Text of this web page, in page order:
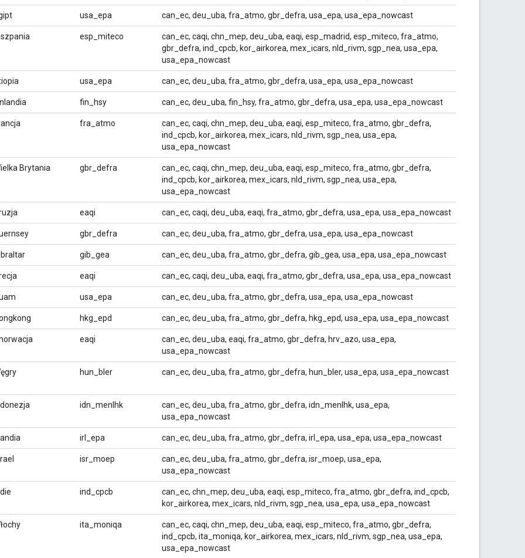
usa_epa can_ec, deu_uba, fra_atmo, gbr_defra, usa_epa, usa_epa_nowcast
esp_miteco
can_ec, caqi, chn_mep, deu_uba, eaqi, esp_madrid, esp_miteco, fra_atmo,
gbr_defra, ind_cpcb, kor_airkorea, mex_icars, nld_rivm, sgp_nea, usa_epa,
usa_epa_nowcast
usa_epa can_ec, deu_uba, fra_atmo, gbr_defra, usa_epa, usa_epa_nowcast
fin_hsy can_ec, deu_uba, fin_hsy, fra_atmo, gbr_defra, usa_epa, usa_epa_nowcast
fra_atmo
can_ec, caqi, chn_mep, deu_uba, eaqi, esp_miteco, fra_atmo, gbr_defra,
ind_cpcb, kor_airkorea, mex_icars, nld_rivm, sgp_nea, usa_epa,
usa_epa_nowcast
Brytania gbr_defra
can_ec, caqi, chn_mep, deu_uba, eaqi, esp_miteco, fra_atmo, gbr_defra,
ind_cpcb, kor_airkorea, mex_icars, nld_rivm, sgp_nea, usa_epa,
usa_epa_nowcast
eaqi can_ec, caqi, deu_uba, eaqi, fra_atmo, gbr_defra, usa_epa, usa_epa_nowcast
gbr_defra can_ec, deu_uba, fra_atmo, gbr_defra, usa_epa, usa_epa_nowcast
gib_gea can_ec, deu_uba, fra_atmo, gbr_defra, gib_gea, usa_epa, usa_epa_nowcast
eaqi can_ec, caqi, deu_uba, eaqi, fra_atmo, gbr_defra, usa_epa, usa_epa_nowcast
usa_epa can_ec, deu_uba, fra_atmo, gbr_defra, usa_epa, usa_epa_nowcast
hkg_epd can_ec, deu_uba, fra_atmo, gbr_defra, hkg_epd, usa_epa, usa_epa_nowcast
eaqi
can_ec, deu_uba, eaqi, fra_atmo, gbr_defra, hrv_azo, usa_epa,
usa_epa_nowcast
hun_bler can_ec, deu_uba, fra_atmo, gbr_defra, hun_bler, usa_epa, usa_epa_nowcast
idn_menlhk
can_ec, deu_uba, fra_atmo, gbr_defra, idn_menlhk, usa_epa,
usa_epa_nowcast
irl_epa can_ec, deu_uba, fra_atmo, gbr_defra, irl_epa, usa_epa, usa_epa_nowcast
isr_moep
can_ec, deu_uba, fra_atmo, gbr_defra, isr_moep, usa_epa,
usa_epa_nowcast
ind_cpcb
can_ec, chn_mep, deu_uba, eaqi, esp_miteco, fra_atmo, gbr_defra, ind_cpcb,
kor_airkorea, mex_icars, nld_rivm, sgp_nea, usa_epa, usa_epa_nowcast
ita_moniqa
can_ec, caqi, chn_mep, deu_uba, eaqi, esp_miteco, fra_atmo, gbr_defra,
ind_cpcb, ita_moniqa, kor_airkorea, mex_icars, nld_rivm, sgp_nea, usa_epa,
usa_epa_nowcast